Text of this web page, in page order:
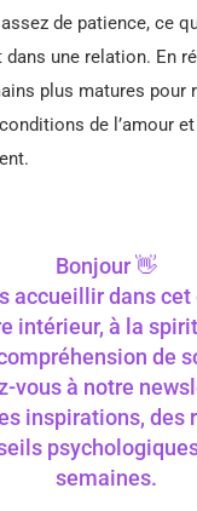
assez de patience, ce
dans une relation. En
plus matures pour
de l’amour
Bonjour 👋
accueillir dans
intérieur, à la
de
vous à notre
inspirations, des
semaines.